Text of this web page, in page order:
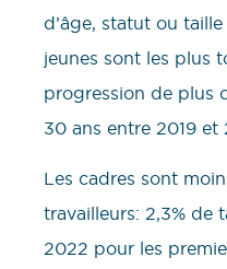
d’âge, statut ou
jeunes sont les plus
progression de plus
30 ans entre 2019 et
Les cadres sont
travailleurs: 2,3% de
2022 pour les